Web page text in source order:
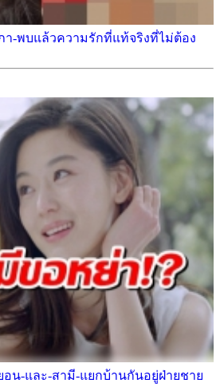
-พบแล้วความรักที่แท้จริงที่ไม่ต้อง
น-และ-สามี-แยกบ้านกันอยู่ฝ่ายชาย